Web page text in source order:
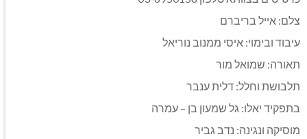
צלם: אייל בריברם
עיבוד ובימוי: איסי ממנוב נוריאל
תאורה: שמואל מור
תלבושת וחלל: דלית ענבר
בתפקיד יאלו: גל שמעון בן – עמרה
מוסיקה ונגינה: נדב גביר